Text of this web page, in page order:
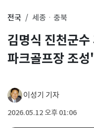
전국 세종ㆍ충북
김명식 진천군
파크골프장 조
이성기 기자
2026.05.12 오후 01:06